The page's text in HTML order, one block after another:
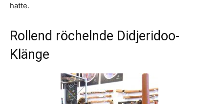
hatte.
Rollend röchelnde Didjeridoo-
Klänge